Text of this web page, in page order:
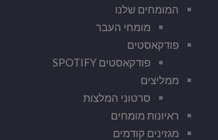
המומחים שלנו
מומחי העבר
פודקאסטים
פודקאסטים SPOTIFY
ממליצים
סרטוני המלצות
ראיונות מומחים
מגזינים קודמים